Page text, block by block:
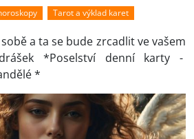
Tarot a výklad karet
a ta se bude zrcadlit ve vašem
*Poselství denní karty -
*